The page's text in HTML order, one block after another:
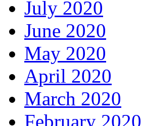
July 2020
June 2020
May 2020
April 2020
March 2020
February 2020